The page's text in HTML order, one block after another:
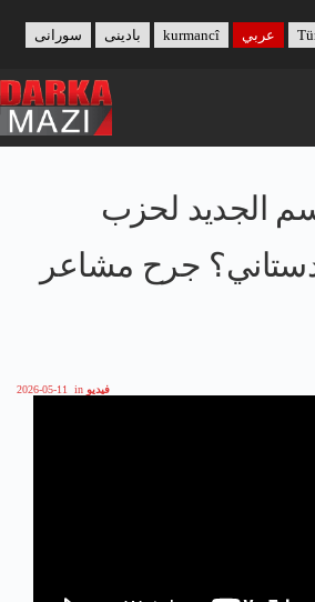
content
بادینی سورانی kurmancî عربي
الجديد لحزب
جرح مشاعر
2026-05-11 in فيديو